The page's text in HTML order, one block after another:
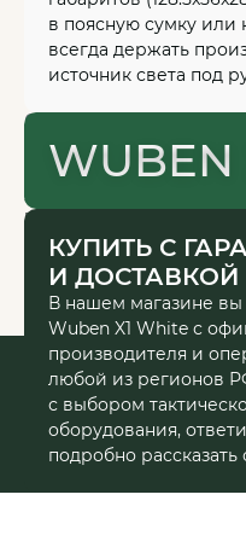
в поясную сумку или
всегда держать
источник света под
WUBEN
КУПИТЬ С
И ДОСТАВКОЙ
В нашем магазине
Wuben X1 White с
производителя и
любой из регионов
с выбором
оборудования,
подробно
ШОУ-РУМЫ:
г. Москва, 5-я
г. Санкт-Петербург, ул.
Вся информация на сайте о
характер и не является
пунктом 2 статьи 437 ГК
право изменять
комплектность и цену без
продавца.
ТОРГОВЫЙ ДОМ